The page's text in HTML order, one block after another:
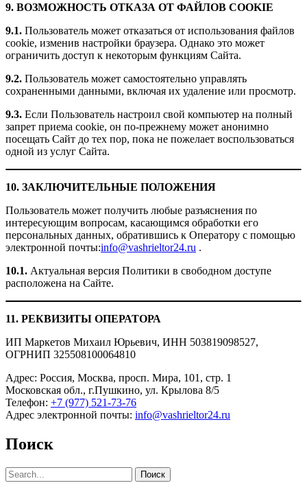
9. ВОЗМОЖНОСТЬ ОТКАЗА ОТ ФАЙЛОВ COOKIE
9.1. Пользователь может отказаться от использования файлов
cookie, изменив настройки браузера. Однако это может
ограничить доступ к некоторым функциям Сайта.
9.2. Пользователь может самостоятельно управлять
сохраненными данными, включая их удаление или просмотр.
9.3. Если Пользователь настроил свой компьютер на полный
запрет приема cookie, он по-прежнему может анонимно
посещать Сайт до тех пор, пока не пожелает воспользоваться
одной из услуг Сайта.
10. ЗАКЛЮЧИТЕЛЬНЫЕ ПОЛОЖЕНИЯ
Пользователь может получить любые разъяснения по
интересующим вопросам, касающимся обработки его
персональных данных, обратившись к Оператору с помощью
электронной почты:info@vashrieltor24.ru .
10.1. Актуальная версия Политики в свободном доступе
расположена на Сайте.
11. РЕКВИЗИТЫ ОПЕРАТОРА
ИП Маркетов Михаил Юрьевич, ИНН 503819098527,
ОГРНИП 325508100064810
Адрес: Россия, Москва, просп. Мира, 101, стр. 1
Московская обл., г.Пушкино, ул. Крылова 8/5
Телефон: +7 (977) 521-73-76
Адрес электронной почты: info@vashrieltor24.ru
Поиск
Поиск